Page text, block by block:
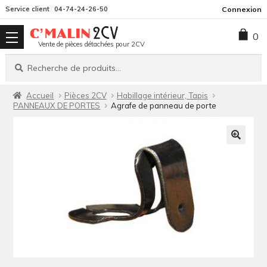
la
navigation
contenu
Service client 04-74-24-26-50 Connexion
Vente de pièces détachées pour 2CV
Recherche
Recherche
0
Accueil Pièces 2CV
Habillage intérieur, Tapis
PANNEAUX DE PORTES
Agrafe de panneau de porte